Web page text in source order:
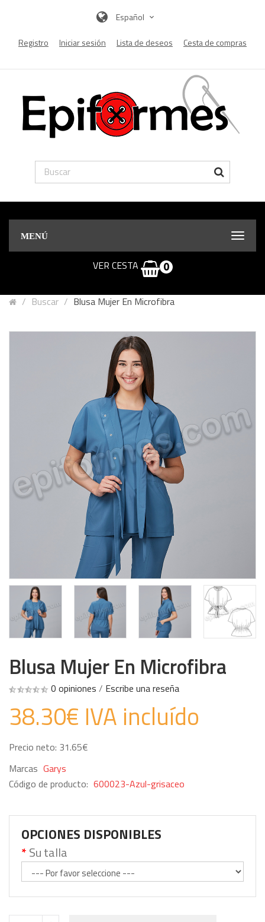
Español
Registro Iniciar sesión Lista de deseos Cesta de compras
MENÚ
VER CESTA 0
Buscar Blusa Mujer En Microfibra
Blusa Mujer En Microfibra
0 opiniones / Escribe una reseña
38.30€ IVA incluído
Precio neto: 31.65€
Marcas Garys
Código de producto: 600023-Azul-grisaceo
OPCIONES DISPONIBLES
Su talla